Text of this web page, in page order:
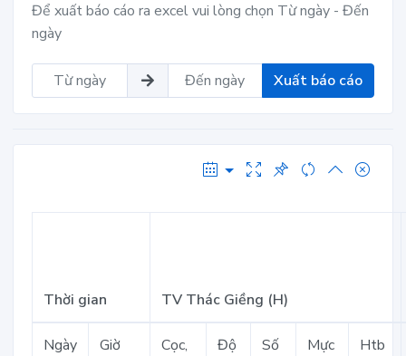
Để xuất báo cáo ra excel vui lòng chọn Từ ngày - Đến
ngày
Xuất báo cáo
Thời gian TV Thác Giềng (H)
Ngày Giờ
Cọc,
Độ
Số
Mực
Htb